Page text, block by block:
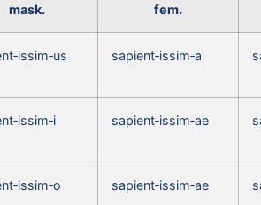
mask. fem.
sapient‑issim‑a
sapient‑issim‑ae
sapient‑issim‑ae